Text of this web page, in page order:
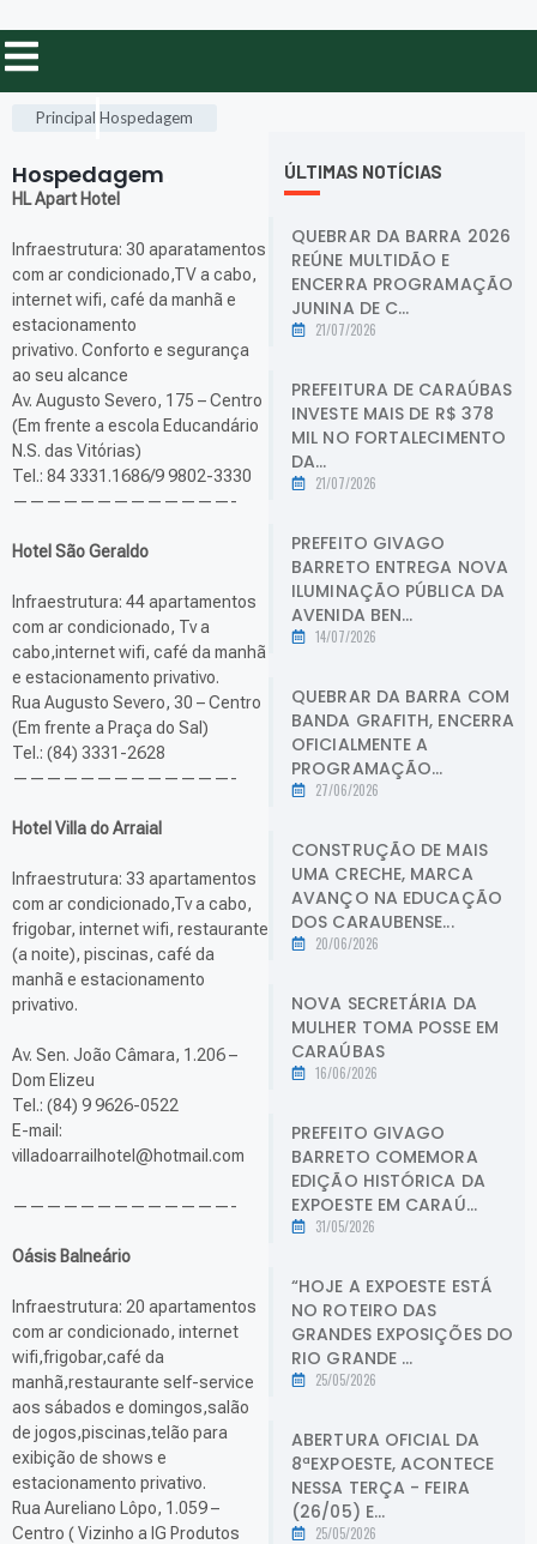
Principal Hospedagem
Hospedagem
HL Apart Hotel
Infraestrutura: 30 aparatamentos
com ar condicionado,TV a cabo,
internet wifi, café da manhã e
estacionamento
privativo. Conforto e segurança
ao seu alcance
Av. Augusto Severo, 175 – Centro
(Em frente a escola Educandário
N.S. das Vitórias)
Tel.: 84 3331.1686/9 9802-3330
—————————————-
Hotel São Geraldo
Infraestrutura: 44 apartamentos
com ar condicionado, Tv a
cabo,internet wifi, café da manhã
e estacionamento privativo.
Rua Augusto Severo, 30 – Centro
(Em frente a Praça do Sal)
Tel.: (84) 3331-2628
—————————————-
Hotel Villa do Arraial
Infraestrutura: 33 apartamentos
com ar condicionado,Tv a cabo,
frigobar, internet wifi, restaurante
(a noite), piscinas, café da
manhã e estacionamento
privativo.
Av. Sen. João Câmara, 1.206 –
Dom Elizeu
Tel.: (84) 9 9626-0522
E-mail:
villadoarrailhotel@hotmail.com
—————————————-
Oásis Balneário
Infraestrutura: 20 apartamentos
com ar condicionado, internet
wifi,frigobar,café da
manhã,restaurante self-service
aos sábados e domingos,salão
de jogos,piscinas,telão para
exibição de shows e
estacionamento privativo.
Rua Aureliano Lôpo, 1.059 –
Centro ( Vizinho a IG Produtos
ÚLTIMAS NOTÍCIAS
QUEBRAR DA BARRA 2026
REÚNE MULTIDÃO E
ENCERRA PROGRAMAÇÃO
JUNINA DE C...
21/07/2026
PREFEITURA DE CARAÚBAS
INVESTE MAIS DE R$ 378
MIL NO FORTALECIMENTO
DA...
21/07/2026
PREFEITO GIVAGO
BARRETO ENTREGA NOVA
ILUMINAÇÃO PÚBLICA DA
AVENIDA BEN...
14/07/2026
QUEBRAR DA BARRA COM
BANDA GRAFITH, ENCERRA
OFICIALMENTE A
PROGRAMAÇÃO...
27/06/2026
CONSTRUÇÃO DE MAIS
UMA CRECHE, MARCA
AVANÇO NA EDUCAÇÃO
DOS CARAUBENSE...
20/06/2026
NOVA SECRETÁRIA DA
MULHER TOMA POSSE EM
CARAÚBAS
16/06/2026
PREFEITO GIVAGO
BARRETO COMEMORA
EDIÇÃO HISTÓRICA DA
EXPOESTE EM CARAÚ...
31/05/2026
“HOJE A EXPOESTE ESTÁ
NO ROTEIRO DAS
GRANDES EXPOSIÇÕES DO
RIO GRANDE ...
25/05/2026
ABERTURA OFICIAL DA
8ªEXPOESTE, ACONTECE
NESSA TERÇA - FEIRA
(26/05) E...
25/05/2026